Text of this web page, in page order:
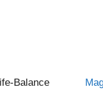
Balance